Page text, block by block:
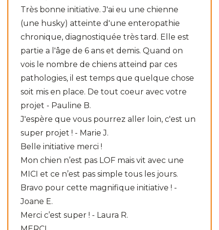
Très bonne initiative. J'ai eu une chienne
(une husky) atteinte d'une enteropathie
chronique, diagnostiquée très tard. Elle est
partie a l'âge de 6 ans et demis. Quand on
vois le nombre de chiens atteind par ces
pathologies, il est temps que quelque chose
soit mis en place. De tout coeur avec votre
projet - Pauline B.
J'espère que vous pourrez aller loin, c'est un
super projet ! - Marie J.
Belle initiative merci !
Mon chien n’est pas LOF mais vit avec une
MICI et ce n’est pas simple tous les jours.
Bravo pour cette magnifique initiative ! -
Joane E.
Merci c’est super ! - Laura R.